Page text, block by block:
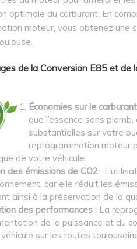
optimale du carburant. En
moteur, vous obtenez une
de la Conversion E85 et de
Économies sur le carburant
que l’essence sans
substantielles sur votre
reprogrammation moteur
de votre véhicule.
des émissions de CO2 :
car elle réduit les
ainsi à la préservation de la
des performances : La
de la puissance et du
sur les routes